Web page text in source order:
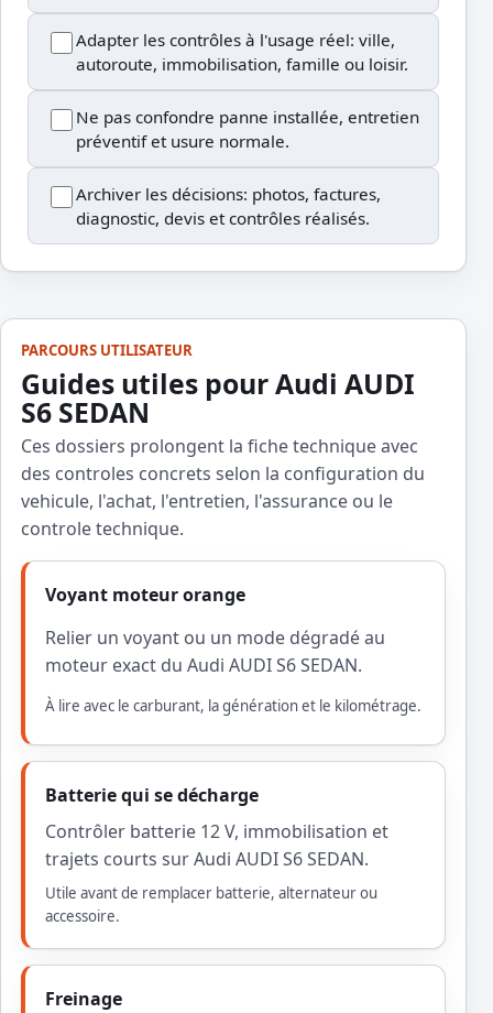
Adapter les contrôles à l'usage réel: ville,
autoroute, immobilisation, famille ou loisir.
Ne pas confondre panne installée, entretien
préventif et usure normale.
Archiver les décisions: photos, factures,
diagnostic, devis et contrôles réalisés.
PARCOURS UTILISATEUR
Guides utiles pour Audi AUDI
S6 SEDAN
Ces dossiers prolongent la fiche technique avec
des controles concrets selon la configuration du
vehicule, l'achat, l'entretien, l'assurance ou le
controle technique.
Voyant moteur orange
Relier un voyant ou un mode dégradé au
moteur exact du Audi AUDI S6 SEDAN.
À lire avec le carburant, la génération et le kilométrage.
Batterie qui se décharge
Contrôler batterie 12 V, immobilisation et
trajets courts sur Audi AUDI S6 SEDAN.
Utile avant de remplacer batterie, alternateur ou
accessoire.
Freinage